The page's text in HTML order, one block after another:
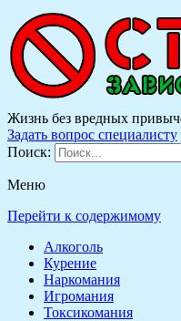
Жизнь без вредных
Задать вопрос специалисту
Поиск:
Меню
Перейти к содержимому
Алкоголь
Курение
Наркомания
Игромания
Токсикомания